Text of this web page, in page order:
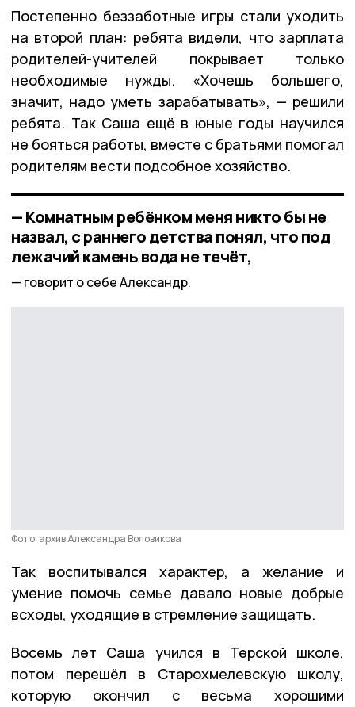
Постепенно беззаботные игры стали уходить
на второй план: ребята видели, что зарплата
родителей-учителей покрывает только
необходимые нужды. «Хочешь большего,
значит, надо уметь зарабатывать», — решили
ребята. Так Саша ещё в юные годы научился
не бояться работы, вместе с братьями помогал
родителям вести подсобное хозяйство.
— Комнатным ребёнком меня никто бы не
назвал, с раннего детства понял, что под
лежачий камень вода не течёт,
говорит о себе Александр.
Фото: архив Александра Воловикова
Так воспитывался характер, а желание и
умение помочь семье давало новые добрые
всходы, уходящие в стремление защищать.
Восемь лет Саша учился в Терской школе,
потом перешёл в Старохмелевскую школу,
которую окончил с весьма хорошими